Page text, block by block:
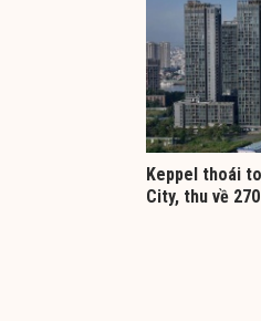
Keppel thoái
City, thu về